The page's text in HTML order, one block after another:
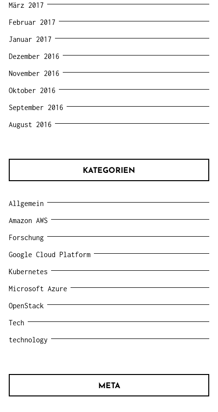
März 2017
Februar 2017
Januar 2017
Dezember 2016
November 2016
Oktober 2016
September 2016
August 2016
KATEGORIEN
Allgemein
Amazon AWS
Forschung
Google Cloud Platform
Kubernetes
Microsoft Azure
OpenStack
Tech
technology
META